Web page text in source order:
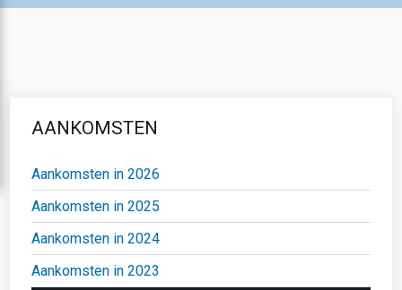
AANKOMSTEN
Aankomsten in 2026
Aankomsten in 2025
Aankomsten in 2024
Aankomsten in 2023